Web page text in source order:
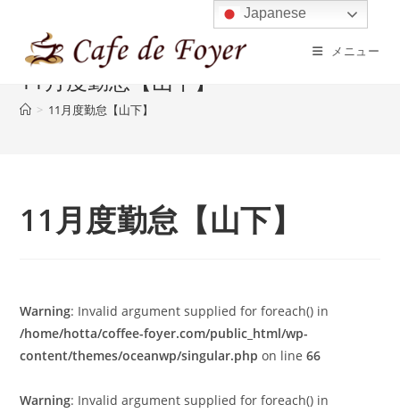
メニュー
11月度勤怠【山下】
> 11月度勤怠【山下】
11月度勤怠【山下】
Warning: Invalid argument supplied for foreach() in
/home/hotta/coffee-foyer.com/public_html/wp-
content/themes/oceanwp/singular.php on line66
Warning: Invalid argument supplied for foreach() in
Japanese